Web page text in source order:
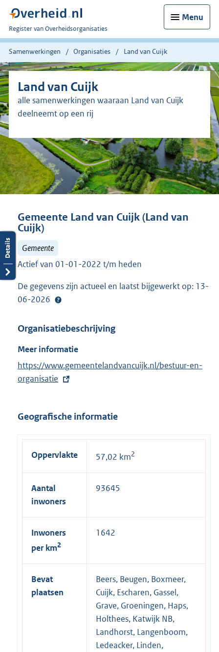
Menu
U
bent
nu
Register van Overheidsorganisaties
Samenwerkingen Organisaties Land van Cuijk
Land van Cuijk
alle samenwerkingen waaraan Land van Cuijk
deelneemt op een rij
Gemeente Land van Cuijk (Land van
Cuijk)
Gemeente
Actief van 01-01-2022 t/m heden
De gegevens zijn actueel en laatst bijgewerkt op: 13-
06-2026
Organisatiebeschrijving
Meer informatie
E
x
r
https://www.gemeentelandvancuijk.nl/bestuur-en-
organisatie
Geografische informatie
Oppervlakte 57,02 km2
Aantal
inwoners
93645
Inwoners
per km2
1642
Bevat
plaatsen
Beers, Beugen, Boxmeer,
Cuijk, Escharen, Gassel,
Grave, Groeningen, Haps,
Holthees, Katwijk NB,
Landhorst, Langenboom,
Ledeacker, Linden,